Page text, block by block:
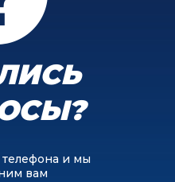
и мы
вам